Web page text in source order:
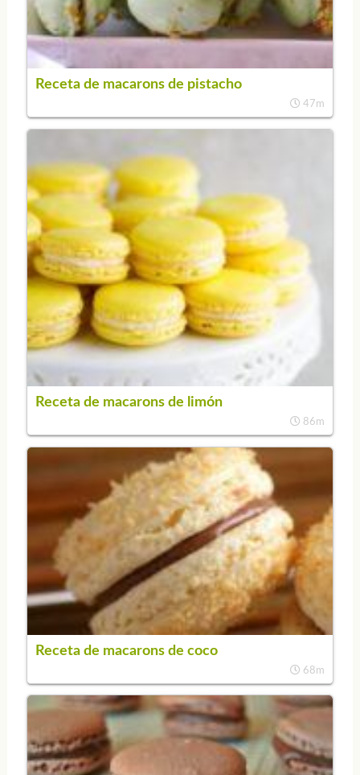
Receta de macarons de pistacho
47m
Receta de macarons de limón
86m
Receta de macarons de coco
68m